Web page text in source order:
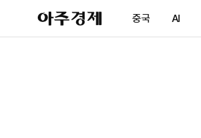
아
주
제
중국 AI